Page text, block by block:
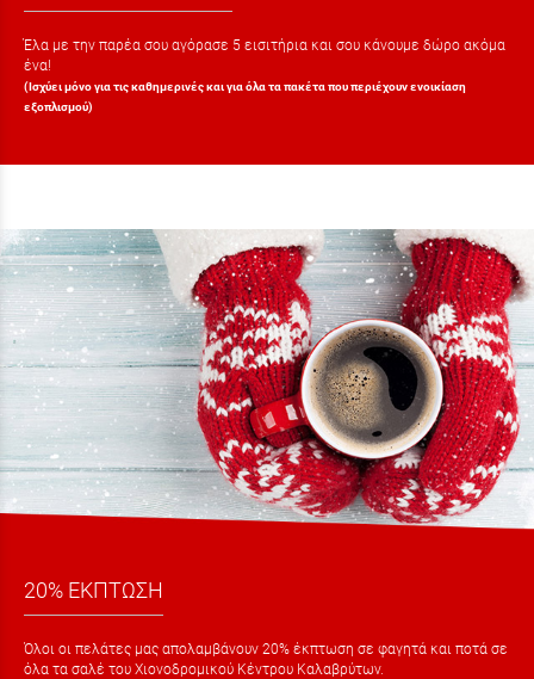
Έλα με την παρέα σου αγόρασε 5 εισιτήρια και σου κάνουμε δώρο ακόμα
ένα!
(Ισχύει μόνο για τις καθημερινές και για όλα τα πακέτα που περιέχουν ενοικίαση
εξοπλισμού)
20% ΕΚΠΤΩΣΗ
Όλοι οι πελάτες μας απολαμβάνουν 20% έκπτωση σε φαγητά και ποτά σε
όλα τα σαλέ του Χιονοδρομικού Κέντρου Καλαβρύτων.